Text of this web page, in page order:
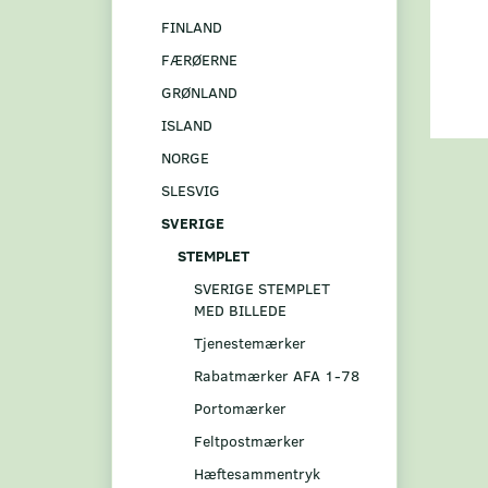
FINLAND
FÆRØERNE
GRØNLAND
ISLAND
NORGE
SLESVIG
SVERIGE
STEMPLET
SVERIGE STEMPLET
MED BILLEDE
Tjenestemærker
Rabatmærker AFA 1-78
Portomærker
Feltpostmærker
Hæftesammentryk